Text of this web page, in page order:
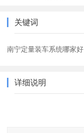
关键词
南宁定量装车系统哪家好
详细说明